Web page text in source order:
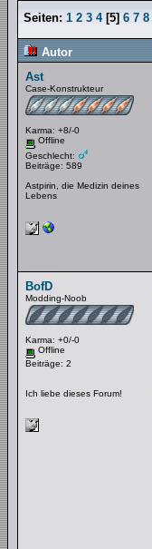
Seiten: 1 2 3 4[5] 6 7 8
Autor
Ast
Case-Konstrukteur
Karma: +8/-0
Offline
Geschlecht:
Beiträge: 589
Astpirin, die Medizin deines
Lebens
BofD
Modding-Noob
Karma: +0/-0
Offline
Beiträge: 2
Ich liebe dieses Forum!